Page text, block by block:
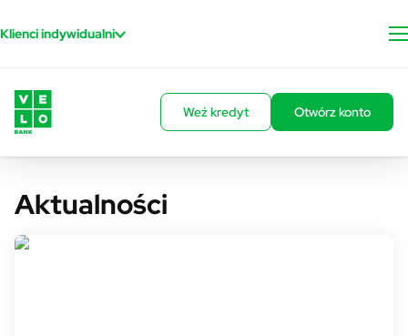
Klienci indywidualni
Weź kredyt Otwórz konto
Aktualności